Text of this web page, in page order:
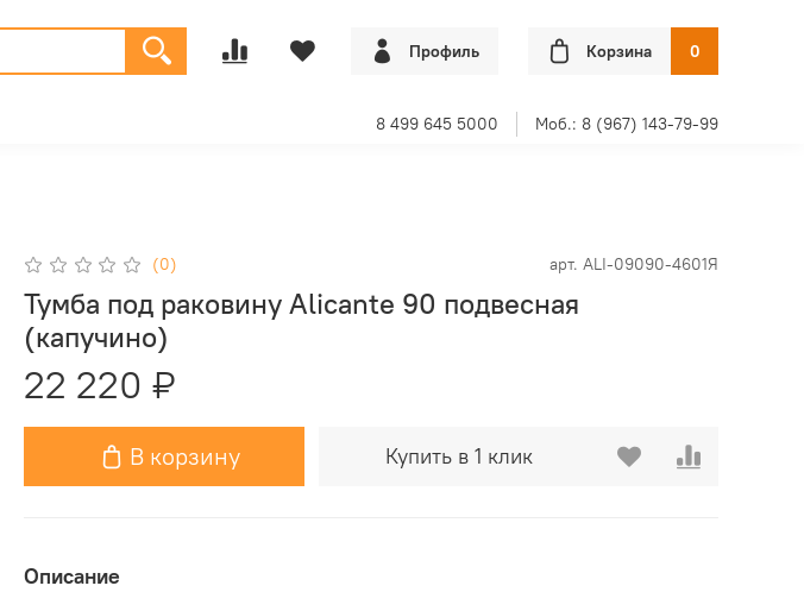
Профиль Корзина 0
8 499 645 5000 Моб.: 8 (967) 143-79-99
(0) арт. ALI-09090-4601Я
Тумба под раковину Alicante 90 подвесная
(капучино)
22 220 ₽
В корзину Купить в 1 клик
Описание